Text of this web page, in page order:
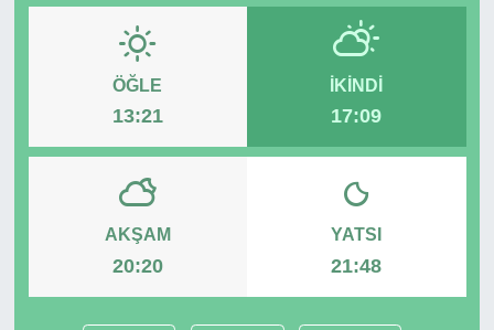
ÖĞLE
13:21
İKINDI
17:09
AKŞAM
20:20
YATSI
21:48